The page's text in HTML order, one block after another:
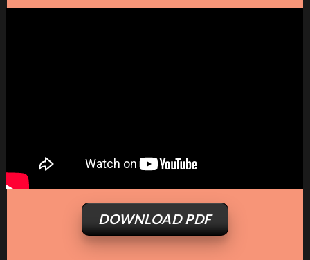
DOWNLOAD PDF